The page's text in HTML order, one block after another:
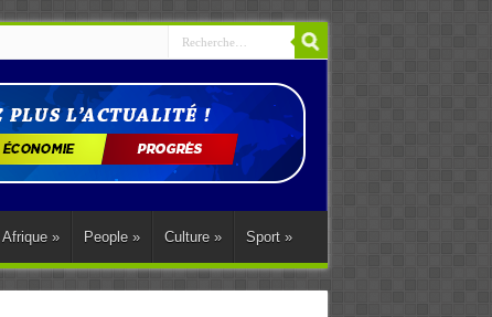
Afrique » People » Culture » Sport »